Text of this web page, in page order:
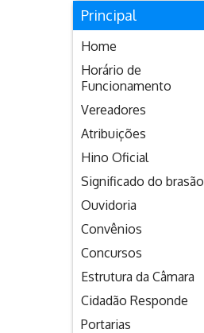
Principal
Home
Horário de
Funcionamento
Vereadores
Atribuições
Hino Oficial
Significado do brasão
Ouvidoria
Convênios
Concursos
Estrutura da Câmara
Cidadão Responde
Portarias